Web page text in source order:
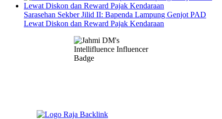
Sarasehan Sekber Jilid II: Bapenda Lampung Genjot PAD
Lewat Diskon dan Reward Pajak Kendaraan